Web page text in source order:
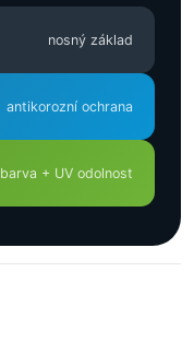
nosný základ
antikorozní ochrana
barva + UV odolnost